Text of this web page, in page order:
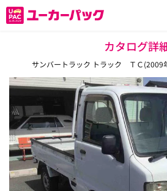
カタログ詳
サンバートラック トラック ＴＣ(2009